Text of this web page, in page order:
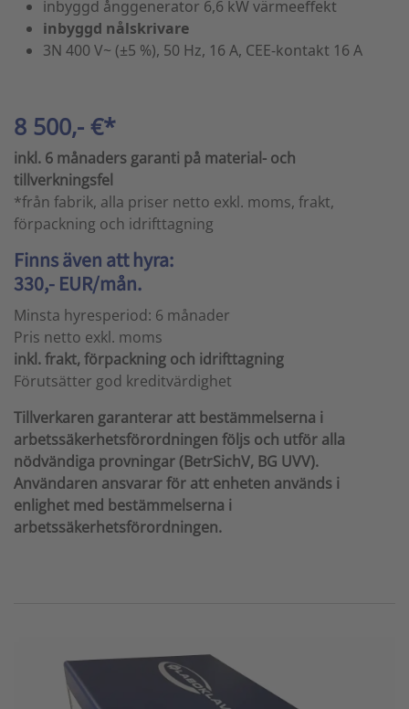
inbyggd ånggenerator 6,6 kW värmeeffekt
inbyggd nålskrivare
3N 400 V~ (±5 %), 50 Hz, 16 A, CEE-kontakt 16 A
8 500,- €*
inkl. 6 månaders garanti på material- och
tillverkningsfel
*från fabrik, alla priser netto exkl. moms, frakt,
förpackning och idrifttagning
Finns även att hyra:
330,- EUR/mån.
Minsta hyresperiod: 6 månader
Pris netto exkl. moms
inkl. frakt, förpackning och idrifttagning
Förutsätter god kreditvärdighet
Tillverkaren garanterar att bestämmelserna i
arbetssäkerhetsförordningen följs och utför alla
nödvändiga provningar (BetrSichV, BG UVV).
Användaren ansvarar för att enheten används i
enlighet med bestämmelserna i
arbetssäkerhetsförordningen.